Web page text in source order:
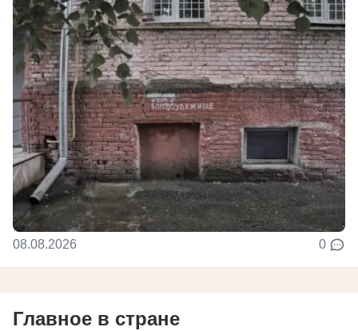
08.08.2026 0
Главное в стране